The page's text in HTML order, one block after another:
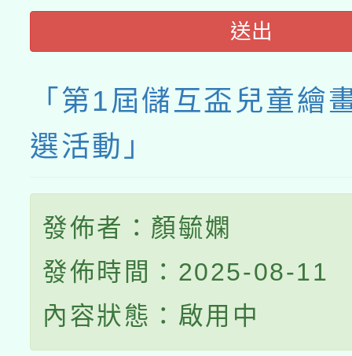
送出
「第1屆儲互盃兒童繪
選活動」
發佈者：顏毓嫻
發佈時間：2025-08-11
內容狀態：啟用中